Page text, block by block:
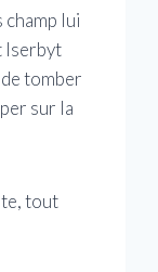
lui
Iserbyt
tomber
sur la
tout